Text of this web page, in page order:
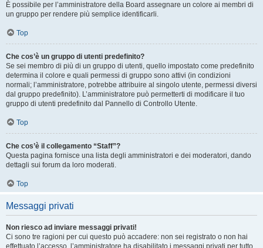
È possibile per l’amministratore della Board assegnare un colore ai membri di
un gruppo per rendere più semplice identificarli.
Top
Che cos’è un gruppo di utenti predefinito?
Se sei membro di più di un gruppo di utenti, quello impostato come predefinito
determina il colore e quali permessi di gruppo sono attivi (in condizioni
normali; l’amministratore, potrebbe attribuire al singolo utente, permessi diversi
dal gruppo predefinito). L’amministratore può permetterti di modificare il tuo
gruppo di utenti predefinito dal Pannello di Controllo Utente.
Top
Che cos’è il collegamento “Staff”?
Questa pagina fornisce una lista degli amministratori e dei moderatori, dando
dettagli sui forum da loro moderati.
Top
Messaggi privati
Non riesco ad inviare messaggi privati!
Ci sono tre ragioni per cui questo può accadere: non sei registrato o non hai
effettuato l’accesso, l’amministratore ha disabilitato i messaggi privati per tutto